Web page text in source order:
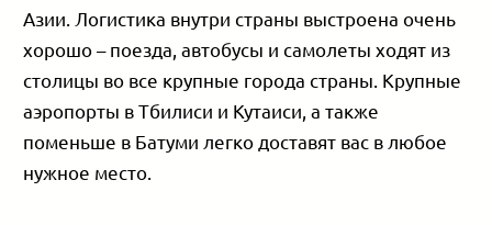
Азии. Логистика внутри страны выстроена очень
хорошо – поезда, автобусы и самолеты ходят из
столицы во все крупные города страны. Крупные
аэропорты в Тбилиси и Кутаиси, а также
поменьше в Батуми легко доставят вас в любое
нужное место.